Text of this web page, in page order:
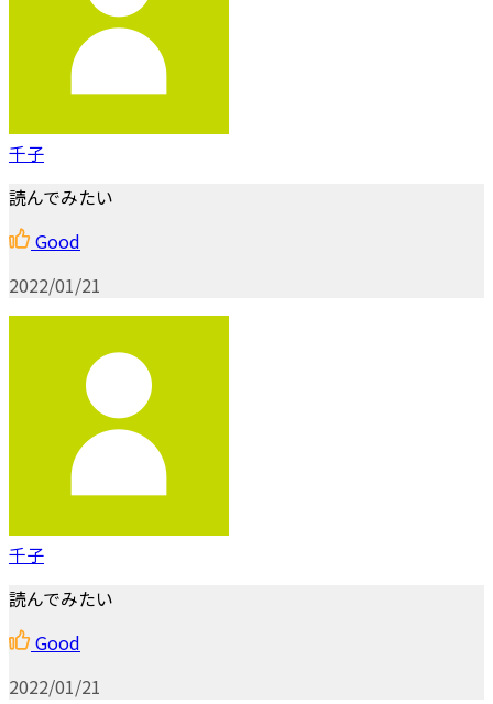
千子
読んでみたい
Good
2022/01/21
千子
読んでみたい
Good
2022/01/21